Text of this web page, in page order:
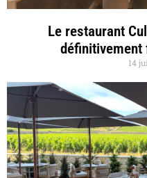
Le restaurant
14